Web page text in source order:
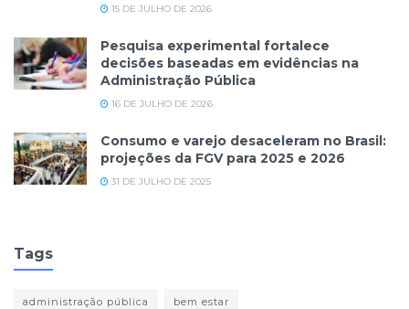
15 DE JULHO DE 2026
Pesquisa experimental fortalece
decisões baseadas em evidências na
Administração Pública
16 DE JULHO DE 2026
Consumo e varejo desaceleram no Brasil:
projeções da FGV para 2025 e 2026
31 DE JULHO DE 2025
Tags
administração pública bem estar